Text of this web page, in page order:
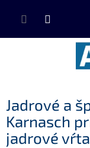
Jadrové a
Karnasch
jadrové